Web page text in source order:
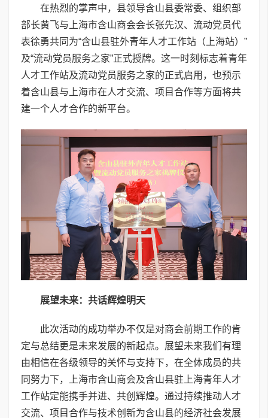
在热烈的掌声中，县领导含山县委常委、组织部
部长黄飞与上海市含山商会会长张先汉、流动党员代
表徐勇共同为“含山县驻外青年人才工作站（上海站）”
及“流动党员服务之家”正式授牌。这一时刻标志着青年
人才工作站及流动党员服务之家的正式启用，也预示
着含山县与上海市在人才交流、项目合作等方面将共
建一个人才合作的新平台。
展望未来：共话辉煌明天
此次活动的成功举办不仅是对商会前期工作的肯
定与总结更是未来发展的新起点。展望未来我们有理
由相信在各级领导的关怀与支持下，在全体成员的共
同努力下，上海市含山商会及含山县驻上海青年人才
工作站定能携手并进、共创辉煌。通过持续推动人才
交流、项目合作与技术创新为含山县的经济社会发展